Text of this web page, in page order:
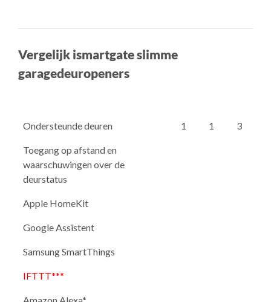
Vergelijk ismartgate slimme
garagedeuropeners
Ondersteunde deuren 1 1 3
Toegang op afstand en
waarschuwingen over de
deurstatus
Apple HomeKit
Google Assistent
Samsung SmartThings
IFTTT***